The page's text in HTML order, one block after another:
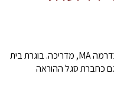
היום ב"נעים להכיר" חגית האוזר, מטפלת בדרמה MA, מדריכה. בוגרת בית
כחברת סגל ההוראה